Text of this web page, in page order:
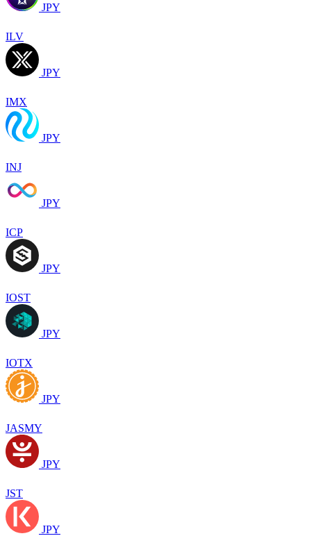
JPY
ILV
JPY
IMX
JPY
INJ
JPY
ICP
JPY
IOST
JPY
IOTX
JPY
JASMY
JPY
JST
JPY